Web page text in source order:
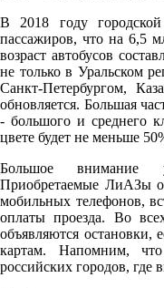
В 2018 году
пассажиров, что на 6,5
возраст автобусов
не только в Уральском
Санкт-Петербургом,
обновляется. Большая
- большого и среднего
цвете будет не меньше
Большое внимание
Приобретаемые ЛиАЗы
мобильных телефонов,
оплаты проезда. Во
объявляются остановки,
картам. Напомним,
российских городов, где